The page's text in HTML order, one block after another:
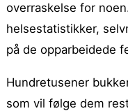
overraskelse for
helsestatistikker,
på de opparbeidede
Hundretusener
som vil følge dem